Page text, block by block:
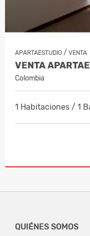
APARTAESTUDIO / VENTA
Colombia
1 Habitaciones / 1
QUIÉNES SOMOS